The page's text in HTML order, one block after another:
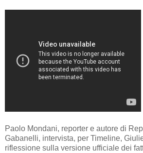
Paolo Mondani, reporter e autore di
Gabanelli, intervista, per Timeline,
riflessione sulla versione ufficiale dei